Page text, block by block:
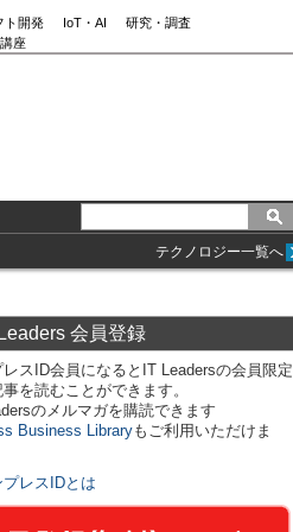
ト開発 IoT・AI
研究・調査
座
テクノロジー一覧へ
会員登録
スID会員になるとIT Leadersの会員限定
を読むことができます。
のメルマガを購読できます
Business Libraryもご利用いただけま
プレスIDとは